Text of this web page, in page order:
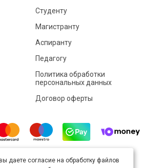
Студенту
Магистранту
Аспиранту
Педагогу
Политика обработки
персональных данных
Договор оферты
доступно полицензии Creative
даете согласие на обработку файлов